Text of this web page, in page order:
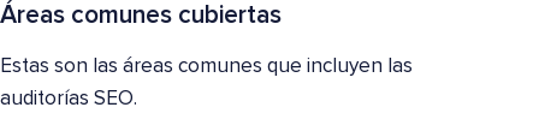
Áreas comunes cubiertas
Estas son las áreas comunes que incluyen las
auditorías SEO.